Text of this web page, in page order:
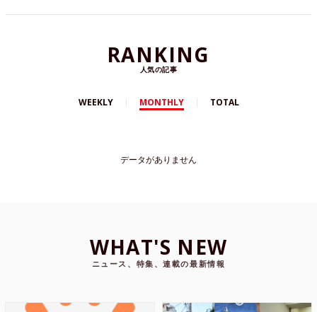
RANKING
人気の記事
WEEKLY MONTHLY TOTAL
データがありません
WHAT'S NEW
ニュース、特集、連載の最新情報